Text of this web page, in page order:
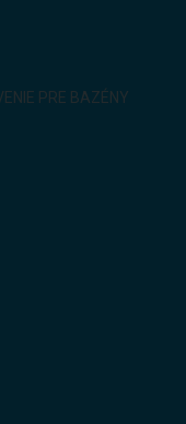
PRE BAZÉNY